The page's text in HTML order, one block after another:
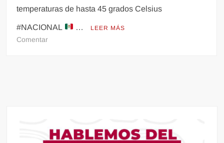
temperaturas de hasta 45 grados Celsius
#NACIONAL … LEER MÁS
Comentaren
intensas